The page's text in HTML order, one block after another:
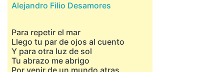
Alejandro Filio Desamores
Para repetir el mar
Llego tu par de ojos al cuento
Y para otra luz de sol
Tu abrazo me abrigo
Por venir de un mundo atras